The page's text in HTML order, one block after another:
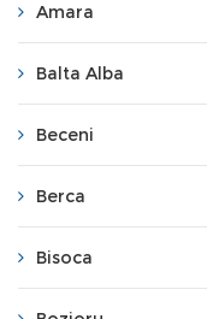
Amara
Balta Alba
Beceni
Berca
Bisoca